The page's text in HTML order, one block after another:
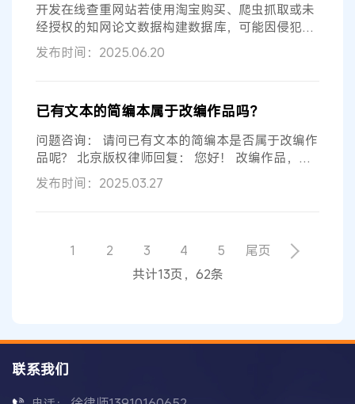
开发在线查重网站若使用淘宝购买、爬虫抓取或未
经授权的知网论文数据构建数据库，可能因侵犯著
作权、不正当竞争及违反《网络安全...
发布时间：2025.06.20
已有文本的简编本属于改编作品吗？
问题咨询： 请问已有文本的简编本是否属于改编作
品呢？ 北京版权律师回复： 您好！ 改编作品，是
指改变作品，创作出具有独创性的...
发布时间：2025.03.27
1 2 3 4 5
尾页
共计13页，62条
联系我们